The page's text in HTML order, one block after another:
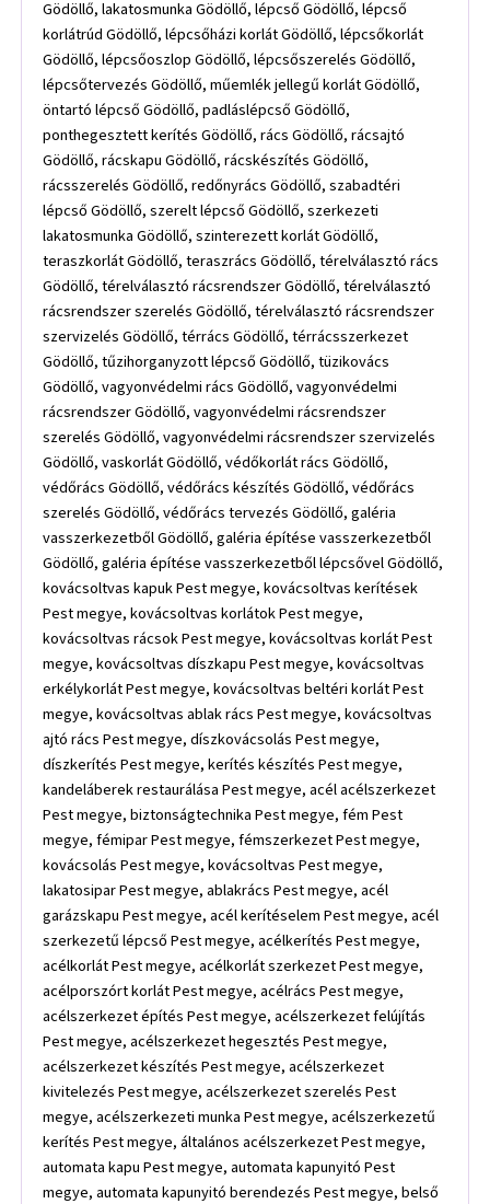
Gödöllő, lakatosmunka Gödöllő, lépcső Gödöllő, lépcső
korlátrúd Gödöllő, lépcsőházi korlát Gödöllő, lépcsőkorlát
Gödöllő, lépcsőoszlop Gödöllő, lépcsőszerelés Gödöllő,
lépcsőtervezés Gödöllő, műemlék jellegű korlát Gödöllő,
öntartó lépcső Gödöllő, padláslépcső Gödöllő,
ponthegesztett kerítés Gödöllő, rács Gödöllő, rácsajtó
Gödöllő, rácskapu Gödöllő, rácskészítés Gödöllő,
rácsszerelés Gödöllő, redőnyrács Gödöllő, szabadtéri
lépcső Gödöllő, szerelt lépcső Gödöllő, szerkezeti
lakatosmunka Gödöllő, szinterezett korlát Gödöllő,
teraszkorlát Gödöllő, teraszrács Gödöllő, térelválasztó rács
Gödöllő, térelválasztó rácsrendszer Gödöllő, térelválasztó
rácsrendszer szerelés Gödöllő, térelválasztó rácsrendszer
szervizelés Gödöllő, térrács Gödöllő, térrácsszerkezet
Gödöllő, tűzihorganyzott lépcső Gödöllő, tüzikovács
Gödöllő, vagyonvédelmi rács Gödöllő, vagyonvédelmi
rácsrendszer Gödöllő, vagyonvédelmi rácsrendszer
szerelés Gödöllő, vagyonvédelmi rácsrendszer szervizelés
Gödöllő, vaskorlát Gödöllő, védőkorlát rács Gödöllő,
védőrács Gödöllő, védőrács készítés Gödöllő, védőrács
szerelés Gödöllő, védőrács tervezés Gödöllő, galéria
vasszerkezetből Gödöllő, galéria építése vasszerkezetből
Gödöllő, galéria építése vasszerkezetből lépcsővel Gödöllő,
kovácsoltvas kapuk Pest megye, kovácsoltvas kerítések
Pest megye, kovácsoltvas korlátok Pest megye,
kovácsoltvas rácsok Pest megye, kovácsoltvas korlát Pest
megye, kovácsoltvas díszkapu Pest megye, kovácsoltvas
erkélykorlát Pest megye, kovácsoltvas beltéri korlát Pest
megye, kovácsoltvas ablak rács Pest megye, kovácsoltvas
ajtó rács Pest megye, díszkovácsolás Pest megye,
díszkerítés Pest megye, kerítés készítés Pest megye,
kandeláberek restaurálása Pest megye, acél acélszerkezet
Pest megye, biztonságtechnika Pest megye, fém Pest
megye, fémipar Pest megye, fémszerkezet Pest megye,
kovácsolás Pest megye, kovácsoltvas Pest megye,
lakatosipar Pest megye, ablakrács Pest megye, acél
garázskapu Pest megye, acél kerítéselem Pest megye, acél
szerkezetű lépcső Pest megye, acélkerítés Pest megye,
acélkorlát Pest megye, acélkorlát szerkezet Pest megye,
acélporszórt korlát Pest megye, acélrács Pest megye,
acélszerkezet építés Pest megye, acélszerkezet felújítás
Pest megye, acélszerkezet hegesztés Pest megye,
acélszerkezet készítés Pest megye, acélszerkezet
kivitelezés Pest megye, acélszerkezet szerelés Pest
megye, acélszerkezeti munka Pest megye, acélszerkezetű
kerítés Pest megye, általános acélszerkezet Pest megye,
automata kapu Pest megye, automata kapunyitó Pest
megye, automata kapunyitó berendezés Pest megye, belső